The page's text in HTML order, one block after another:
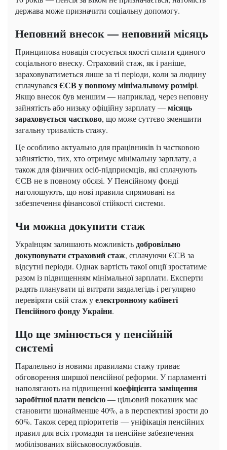
держава може призначити соціальну допомогу.
Неповний внесок — неповний місяць
Принципова новація стосується якості сплати єдиного
соціального внеску. Страховий стаж, як і раніше,
зараховуватиметься лише за ті періоди, коли за людину
сплачувавсяЄСВ у повному мінімальному розмірі.
Якщо внесок був меншим — наприклад, через неповну
зайнятість або низьку офіційну зарплату —місяць
зараховується частково, що може суттєво зменшити
загальну тривалість стажу.
Це особливо актуально для працівників із частковою
зайнятістю, тих, хто отримує мінімальну зарплату, а
також для фізичних осіб-підприємців, які сплачують
ЄСВ не в повному обсязі. У Пенсійному фонді
наголошують, що нові правила спрямовані на
забезпечення фінансової стійкості системи.
Чи можна докупити стаж
Українцям залишають можливістьдобровільно
докуповувати страховий стаж, сплачуючи ЄСВ за
відсутні періоди. Однак вартість такої опції зростатиме
разом із підвищенням мінімальної зарплати. Експерти
радять планувати ці витрати заздалегідь і регулярно
перевіряти свій стаж уелектронному кабінеті
Пенсійного фонду України.
Що ще змінюється у пенсійній
системі
Паралельно із новими правилами стажу триває
обговорення ширшої пенсійної реформи. У парламенті
наполягають на підвищенні коефіцієнта заміщення
заробітної плати пенсією— цільовий показник має
становити щонайменше 40%, а в перспективі зрости до
60%. Також серед пріоритетів — уніфікація пенсійних
правил для всіх громадян та пенсійне забезпечення
мобілізованих військовослужбовців.